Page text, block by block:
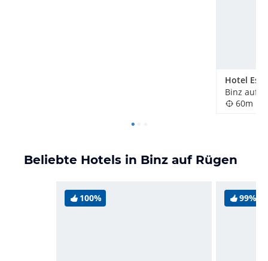
Hotel
Binz auf
60m
Beliebte Hotels in Binz auf Rügen
100% 99%